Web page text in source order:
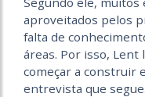
aproveitados pelos
falta de
áreas. Por isso,
começar a construir
entrevista que